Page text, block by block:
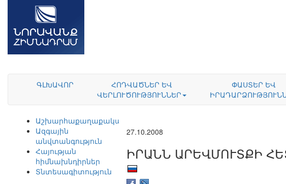
ԳԼԽԱՎՈՐ
ՀՈԴՎԱԾՆԵՐ ԵՎ
ՎԵՐԼՈՒԾՈՒԹՅՈՒՆՆԵՐ
ՓԱՍՏԵՐ ԵՎ
Աշխարհաքաղաքականություն
Ազգային
անվտանգություն
Հայության
հիմնախնդիրներ
Տնտեսագիտություն
27.10.2008
ԻՐԱՆՆ ԱՐԵՎՄՈՒՏՔԻ